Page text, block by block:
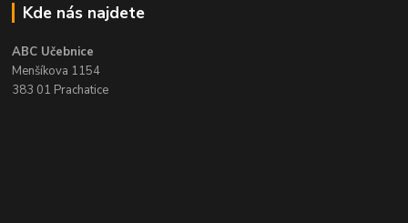
Kde nás najdete
ABC Učebnice
Menšíkova 1154
383 01 Prachatice